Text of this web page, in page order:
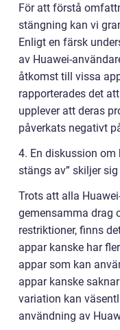
För att förstå
stängning kan vi
Enligt en färsk
av Huawei-
åtkomst till vissa
rapporterades det
upplever att deras
påverkats negativt
4. En diskussion om
stängs av” skiljer
Trots att alla
gemensamma drag
restriktioner, finns
appar kanske har
appar som kan
appar kanske
variation kan
användning av